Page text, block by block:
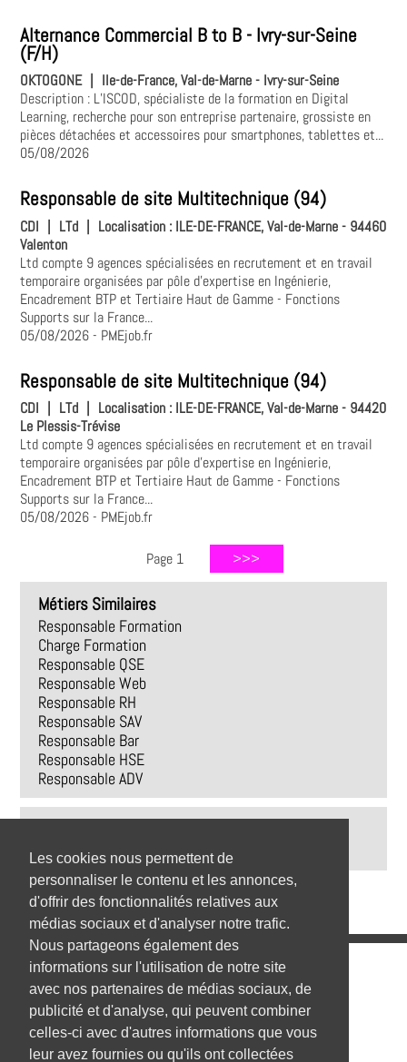
Les cookies nous permettent de
personnaliser le contenu et les annonces,
d'offrir des fonctionnalités relatives aux
médias sociaux et d'analyser notre trafic.
Nous partageons également des
informations sur l'utilisation de notre site
avec nos partenaires de médias sociaux, de
publicité et d'analyse, qui peuvent combiner
celles-ci avec d'autres informations que vous
leur avez fournies ou qu'ils ont collectées
Alternance Commercial B to B - Ivry-sur-Seine
(F/H)
OKTOGONE
Ile-de-France, Val-de-Marne - Ivry-sur-Seine
Description : L’ISCOD, spécialiste de la formation en Digital
Learning, recherche pour son entreprise partenaire, grossiste en
pièces détachées et accessoires pour smartphones, tablettes et...
05/08/2026
Responsable de site Multitechnique (94)
CDI | LTd | Localisation : ILE-DE-FRANCE, Val-de-Marne - 94460
Valenton
Ltd compte 9 agences spécialisées en recrutement et en travail
temporaire organisées par pôle d'expertise en Ingénierie,
Encadrement BTP et Tertiaire Haut de Gamme - Fonctions
Supports sur la France...
05/08/2026- PMEjob.fr
Responsable de site Multitechnique (94)
CDI LTd Localisation : ILE-DE-FRANCE, Val-de-Marne - 94420
Le Plessis-Trévise
Ltd compte 9 agences spécialisées en recrutement et en travail
temporaire organisées par pôle d'expertise en Ingénierie,
Encadrement BTP et Tertiaire Haut de Gamme - Fonctions
Supports sur la France...
05/08/2026- PMEjob.fr
Page 1
Métiers Similaires
Responsable Formation
Charge Formation
Responsable QSE
Responsable Web
Responsable RH
Responsable SAV
Responsable Bar
Responsable HSE
Responsable ADV
Saint-Aubin-du-Plain
Emplois
Emplois par secteur
Emplois par ville